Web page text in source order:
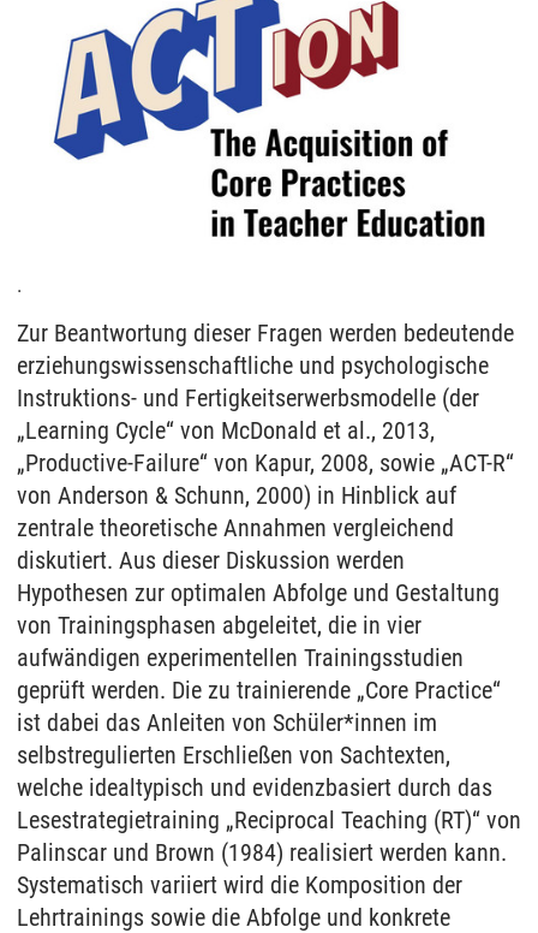
.
Zur Beantwortung dieser Fragen werden bedeutende
erziehungswissenschaftliche und psychologische
Instruktions- und Fertigkeitserwerbsmodelle (der
„Learning Cycle“ von McDonald et al., 2013,
„Productive-Failure“ von Kapur, 2008, sowie „ACT-R“
von Anderson & Schunn, 2000) in Hinblick auf
zentrale theoretische Annahmen vergleichend
diskutiert. Aus dieser Diskussion werden
Hypothesen zur optimalen Abfolge und Gestaltung
von Trainingsphasen abgeleitet, die in vier
aufwändigen experimentellen Trainingsstudien
geprüft werden. Die zu trainierende „Core Practice“
ist dabei das Anleiten von Schüler*innen im
selbstregulierten Erschließen von Sachtexten,
welche idealtypisch und evidenzbasiert durch das
Lesestrategietraining „Reciprocal Teaching (RT)“ von
Palinscar und Brown (1984) realisiert werden kann.
Systematisch variiert wird die Komposition der
Lehrtrainings sowie die Abfolge und konkrete